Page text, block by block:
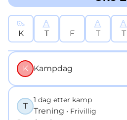
K T F T T
K Kampdag
T
1 dag etter kamp
Trening • Frivillig